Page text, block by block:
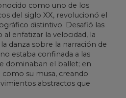
como uno de los
del siglo XX, revolucionó el
distintivo. Desafió las
enfatizar la velocidad, la
danza sobre la narración de
estaba confinada a las
dominaban el ballet; en
su musa, creando
abstractos que